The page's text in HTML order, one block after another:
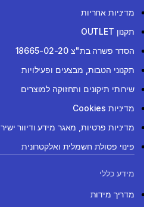
מדיניות אחריות
תקנון OUTLET
הסדר פשרה בת"צ 18665-02-20
תקנוני הטבות, מבצעים ופעילויות
שירותי תיקונים ותחזוקה למוצרים
מדיניות Cookies
מדיניות פרטיות, מאגר מידע ודיוור ישיר
פינוי פסולת חשמלית ואלקטרונית
מידע כללי
מדריך מידות